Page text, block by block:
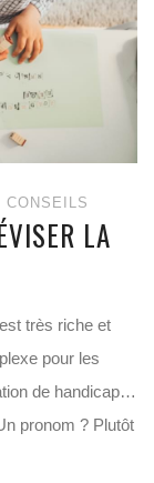
CONSEILS
LA
très riche et
pour les
de handicap…
pronom ? Plutôt